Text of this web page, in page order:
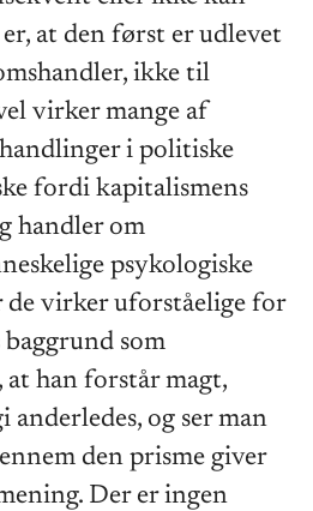
at den først er udlevet
ikke til
virker mange af
i politiske
fordi kapitalismens
handler om
psykologiske
de virker uforståelige for
som
at han forstår magt,
anderledes, og ser man
den prisme giver
Der er ingen